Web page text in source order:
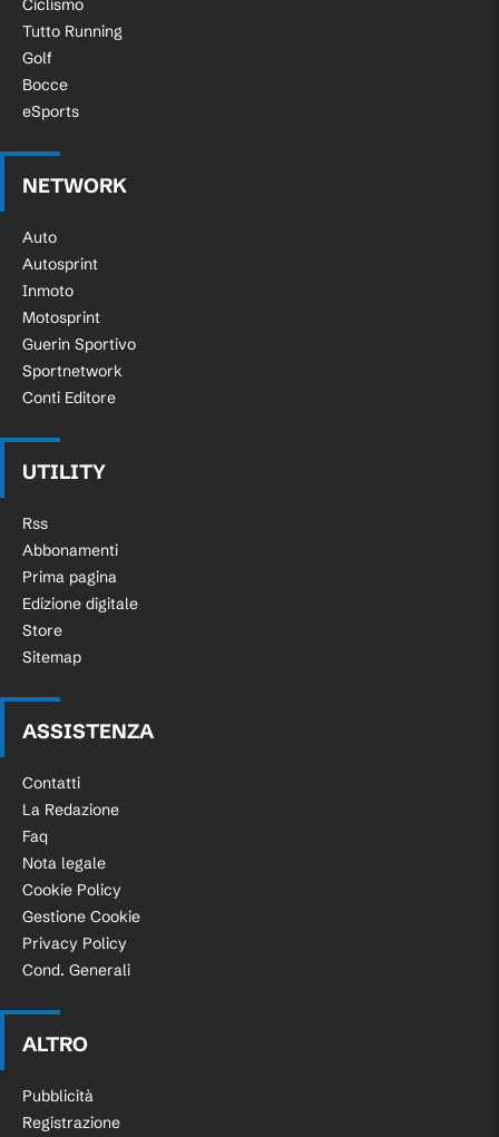
Ciclismo
Tutto Running
Golf
Bocce
eSports
NETWORK
Auto
Autosprint
Inmoto
Motosprint
Guerin Sportivo
Sportnetwork
Conti Editore
UTILITY
Rss
Abbonamenti
Prima pagina
Edizione digitale
Store
Sitemap
ASSISTENZA
Contatti
La Redazione
Faq
Nota legale
Cookie Policy
Gestione Cookie
Privacy Policy
Cond. Generali
ALTRO
Pubblicità
Registrazione